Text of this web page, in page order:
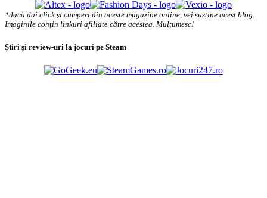
*dacă dai click și cumperi din aceste magazine online, vei susține acest blog.
Imaginile conțin linkuri afiliate către acestea. Mulțumesc!
Știri și review-uri la jocuri pe Steam